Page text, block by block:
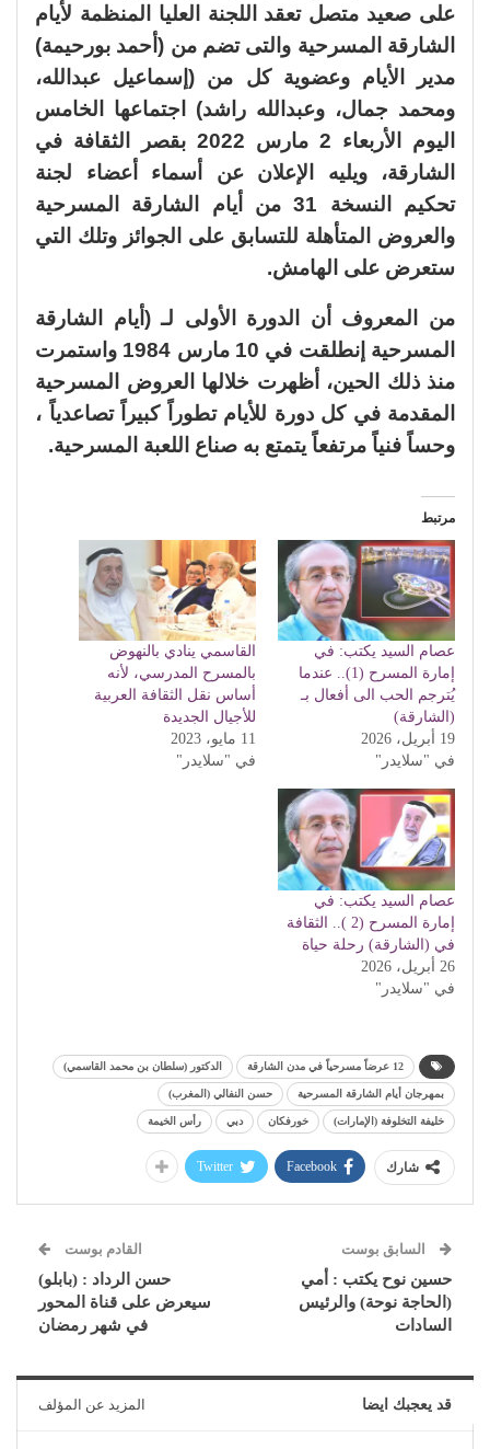
على صعيد متصل تعقد اللجنة العليا المنظمة لأيام
الشارقة المسرحية والتى تضم من (أحمد بورحيمة)
مدير الأيام وعضوية كل من (إسماعيل عبدالله،
ومحمد جمال، وعبدالله راشد) اجتماعها الخامس
اليوم الأربعاء 2 مارس 2022 بقصر الثقافة في
الشارقة، ويليه الإعلان عن أسماء أعضاء لجنة
تحكيم النسخة 31 من أيام الشارقة المسرحية
والعروض المتأهلة للتسابق على الجوائز وتلك التي
ستعرض على الهامش.
من المعروف أن الدورة الأولى لـ (أيام الشارقة
المسرحية إنطلقت في 10 مارس 1984 واستمرت
منذ ذلك الحين، أظهرت خلالها العروض المسرحية
المقدمة في كل دورة للأيام تطوراً كبيراً تصاعدياً ،
وحساً فنياً مرتفعاً يتمتع به صناع اللعبة المسرحية.
مرتبط
عصام السيد يكتب: في
إمارة المسرح (1).. عندما
يُترجم الحب الى أفعال بـ
(الشارقة)
19 أبريل، 2026
في "سلايدر"
القاسمي ينادي بالنهوض
بالمسرح المدرسي، لأنه
أساس نقل الثقافة العربية
للأجيال الجديدة
11 مايو، 2023
في "سلايدر"
عصام السيد يكتب: في
إمارة المسرح (2 ).. الثقافة
في (الشارقة) رحلة حياة
26 أبريل، 2026
في "سلايدر"
12 عرضاً مسرحياً في مدن الشارقة الدكتور (سلطان بن محمد القاسمي)
بمهرجان أيام الشارقة المسرحية حسن النفالي (المغرب)
خليفة التخلوفة (الإمارات) خورفكان دبي رأس الخيمة
شارك Facebook
Twitter
السابق بوست
حسين نوح يكتب : أمي
(الحاجة نوحة) والرئيس
السادات
القادم بوست
حسن الرداد : (بابلو)
سيعرض على قناة المحور
في شهر رمضان
قد يعجبك ايضا المزيد عن المؤلف